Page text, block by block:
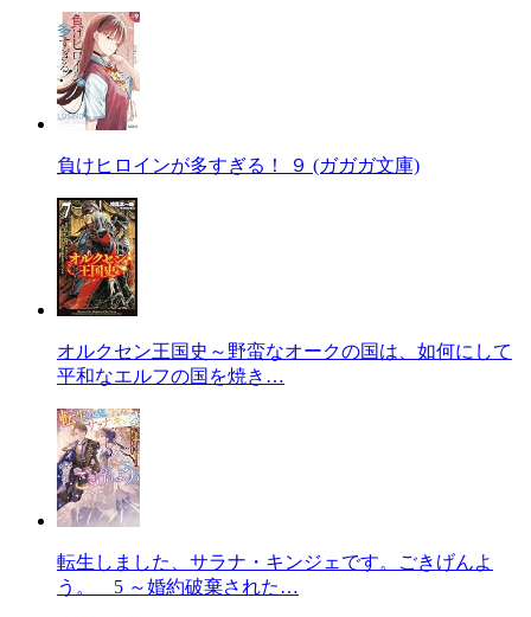
負けヒロインが多すぎる！ ９ (ガガガ文庫)
オルクセン王国史～野蛮なオークの国は、如何にして
平和なエルフの国を焼き…
転生しました、サラナ・キンジェです。ごきげんよ
う。 5 ～婚約破棄された…